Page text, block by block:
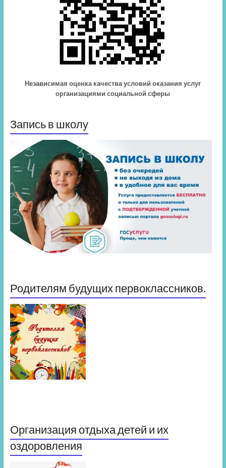
Независимая оценка качества условий оказания услуг
организациями социальной сферы
Запись в школу
Родителям будущих первоклассников.
Организация отдыха детей и их
оздоровления